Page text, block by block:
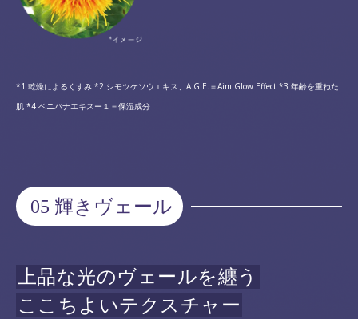
*1 乾燥によるくすみ *2 シモツケソウエキス、A.G.E.＝Aim Glow Effect *3 年齢を重ねた
肌 *4 ベニバナエキスー１＝保湿成分
05 輝きヴェール
上品な光のヴェールを纏う
ここちよいテクスチャー